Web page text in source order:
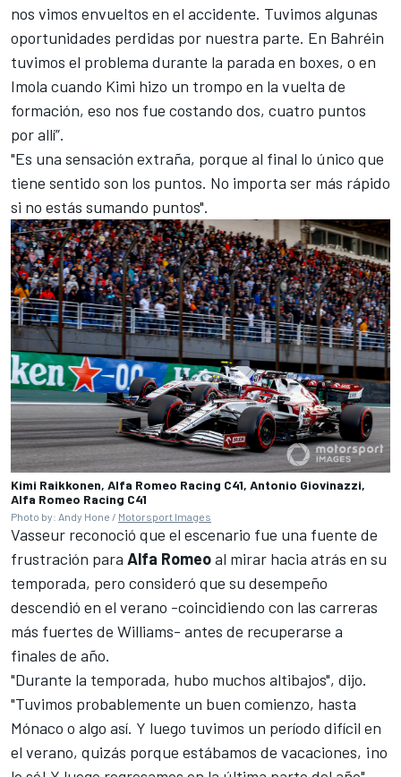
nos vimos envueltos en el accidente. Tuvimos algunas
oportunidades perdidas por nuestra parte. En Bahréin
tuvimos el problema durante la parada en boxes, o en
Imola cuando Kimi hizo un trompo en la vuelta de
formación, eso nos fue costando dos, cuatro puntos
por allí”.
"Es una sensación extraña, porque al final lo único que
tiene sentido son los puntos. No importa ser más rápido
si no estás sumando puntos".
Kimi Raikkonen, Alfa Romeo Racing C41, Antonio Giovinazzi,
Alfa Romeo Racing C41
Photo by: Andy Hone / Motorsport Images
Vasseur reconoció que el escenario fue una fuente de
frustración para Alfa Romeoal mirar hacia atrás en su
temporada, pero consideró que su desempeño
descendió en el verano -coincidiendo con las carreras
más fuertes de Williams- antes de recuperarse a
finales de año.
"Durante la temporada, hubo muchos altibajos", dijo.
"Tuvimos probablemente un buen comienzo, hasta
Mónaco o algo así. Y luego tuvimos un período difícil en
el verano, quizás porque estábamos de vacaciones, ¡no